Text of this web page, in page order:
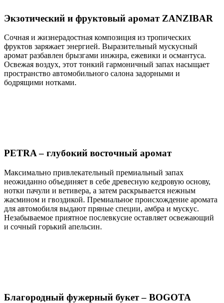
Экзотический и фруктовый аромат ZANZIBAR
Сочная и жизнерадостная композиция из тропических
фруктов заряжает энергией. Выразительный мускусный
аромат разбавлен брызгами инжира, ежевики и османтуса.
Освежая воздух, этот тонкий гармоничный запах насыщает
пространство автомобильного салона задорными и
бодрящими нотками.
PETRA – глубокий восточный аромат
Максимально привлекательный премиальный запах
неожиданно объединяет в себе древесную кедровую основу,
нотки пачули и ветивера, а затем раскрывается нежным
жасмином и гвоздикой. Премиальное происхождение аромата
для автомобиля выдают пряные специи, амбра и мускус.
Незабываемое приятное послевкусие оставляет освежающий
и сочный горький апельсин.
Благородный фужерный букет – BOGOTA